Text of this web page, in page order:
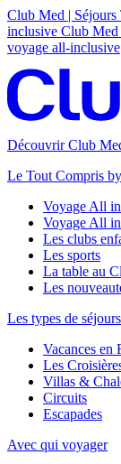
Club Med | Séjours
inclusive Club Med
voyage all-inclusive
Découvrir Club
Le Tout Compris
Voyage All
Voyage All
Les clubs
Les sports
La table au
Les
Les types de séjours
Vacances en
Les
Villas &
Circuits
Escapades
Avec qui voyager